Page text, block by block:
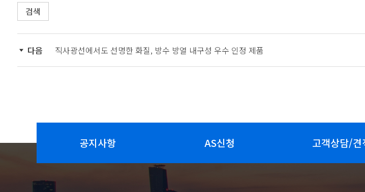
검색
다음 직사광선에서도 선명한 화질, 방수 방열 내구성 우수 인정 제품
공지사항 AS신청 고객상담/견